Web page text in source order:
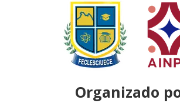
Organizado